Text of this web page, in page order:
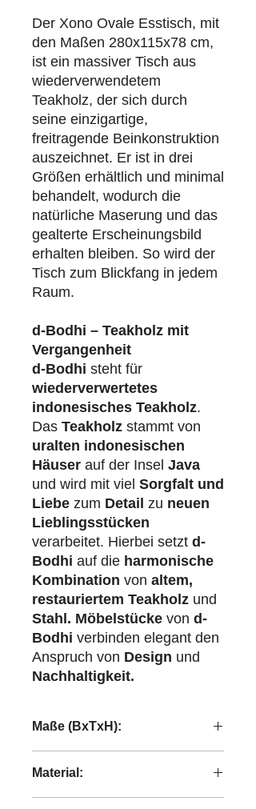
Der Xono Ovale Esstisch, mit
den Maßen 280x115x78 cm,
ist ein massiver Tisch aus
wiederverwendetem
Teakholz, der sich durch
seine einzigartige,
freitragende Beinkonstruktion
auszeichnet. Er ist in drei
Größen erhältlich und minimal
behandelt, wodurch die
natürliche Maserung und das
gealterte Erscheinungsbild
erhalten bleiben. So wird der
Tisch zum Blickfang in jedem
Raum.
d-Bodhi – Teakholz mit
Vergangenheit
d-Bodhi steht für
wiederverwertetes
indonesisches Teakholz.
Das Teakholz stammt von
uralten indonesischen
Häuser auf der Insel Java
und wird mit viel Sorgfalt und
Liebe zum Detail zu neuen
Lieblingsstücken
verarbeitet. Hierbei setzt d-
Bodhi auf die harmonische
Kombination von altem,
restauriertem Teakholz und
Stahl. Möbelstücke von d-
Bodhi verbinden elegant den
Anspruch von Design und
Nachhaltigkeit.
Maße (BxTxH):
Material: